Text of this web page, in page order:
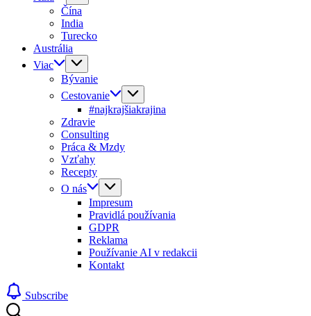
Čína
India
Turecko
Austrália
Viac
Bývanie
Cestovanie
#najkrajšiakrajina
Zdravie
Consulting
Práca & Mzdy
Vzťahy
Recepty
O nás
Impresum
Pravidlá používania
GDPR
Reklama
Používanie AI v redakcii
Kontakt
Subscribe